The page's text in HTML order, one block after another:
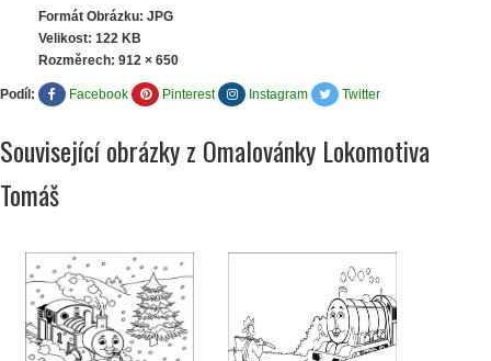
Formát Obrázku: JPG
Velikost: 122 KB
Rozměrech: 912 × 650
Podíl: Facebook Pinterest Instagram Twitter
Související obrázky z Omalovánky Lokomotiva
Tomáš